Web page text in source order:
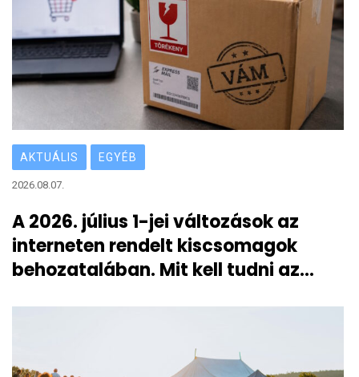
AKTUÁLIS EGYÉB
2026.08.07.
A 2026. július 1-jei változások az
interneten rendelt kiscsomagok
behozatalában. Mit kell tudni az